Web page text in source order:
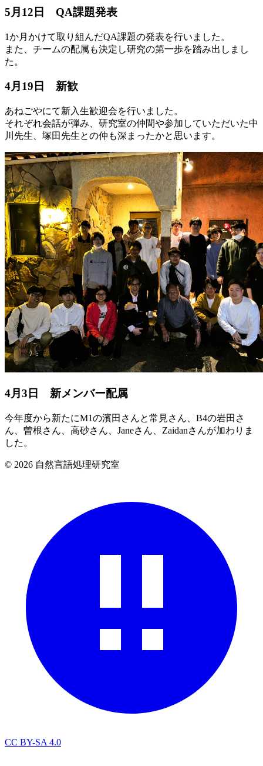
5月12日 QA課題発表
1か月かけて取り組んだQA課題の発表を行いました。
また、チームの配属も決定し研究の第一歩を踏み出しまし
た。
4月19日 新歓
あねごやにて新入生歓迎会を行いました。
それぞれ会話が弾み、研究室の仲間や参加していただいた中
川先生、塚田先生との仲も深まったかと思います。
4月3日 新メンバー配属
今年度から新たにM1の濱田さんと常見さん、B4の岩田さ
ん、曽根さん、高砂さん、Janeさん、Zaidanさんが加わりま
した。
© 2026 自然言語処理研究室
CC BY-SA 4.0